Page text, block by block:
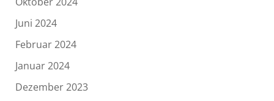
Juni 2024
Februar 2024
Januar 2024
Dezember 2023